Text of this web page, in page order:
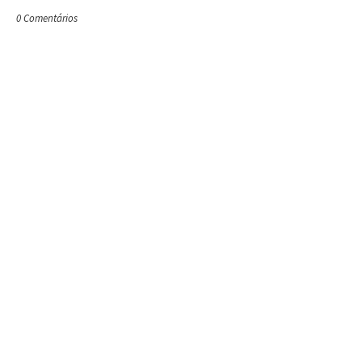
0 Comentários